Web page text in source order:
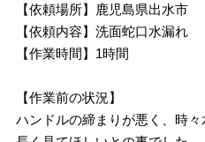
【依頼場所】鹿児島県出水市
【依頼内容】洗面蛇口水漏れ
【作業時間】1時間
【作業前の状況】
ハンドルの締まりが悪く、時